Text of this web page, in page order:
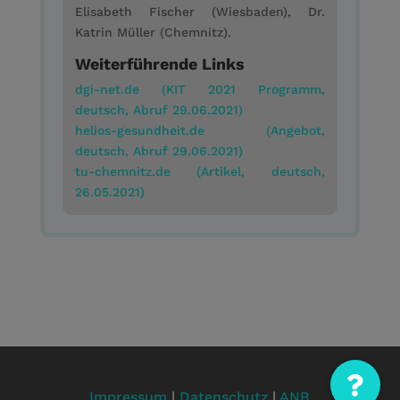
Elisabeth Fischer (Wiesbaden), Dr.
Katrin Müller (Chemnitz).
Weiterführende Links
dgi-net.de (KIT 2021 Programm,
deutsch, Abruf 29.06.2021)
helios-gesundheit.de (Angebot,
deutsch, Abruf 29.06.2021)
tu-chemnitz.de (Artikel, deutsch,
26.05.2021)